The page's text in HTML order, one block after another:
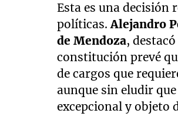
Esta es una decisión
políticas.Alejandro
de Mendoza,
constitución prevé
de cargos que
aunque sin eludir
excepcional y objeto